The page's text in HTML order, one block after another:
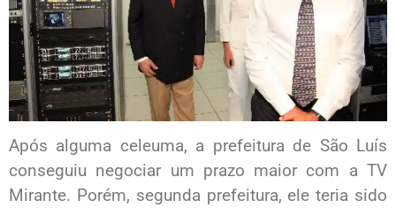
Após alguma celeuma, a prefeitura de São Luís
conseguiu negociar um prazo maior com a TV
Mirante. Porém, segunda prefeitura, ele teria sido